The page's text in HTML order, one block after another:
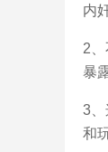
内
2
暴
3、
和